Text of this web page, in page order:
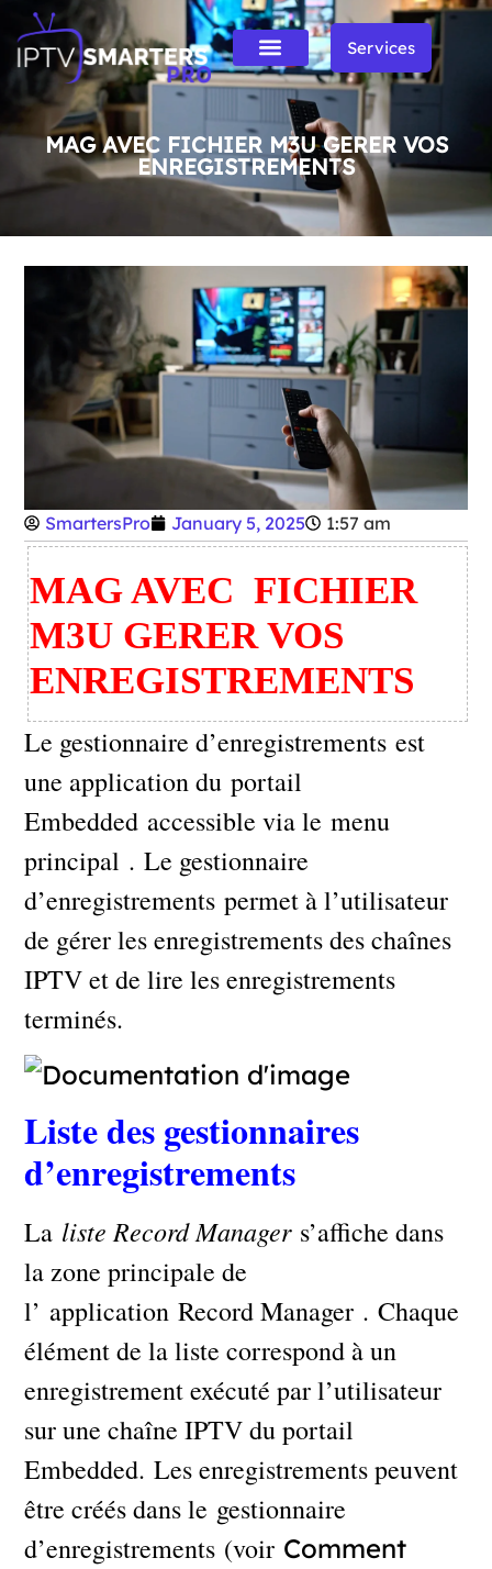
Services
MAG AVEC FICHIER M3U GERER VOS
ENREGISTREMENTS
SmartersPro January 5, 2025 1:57 am
MAG AVEC FICHIER
M3U GERER VOS
ENREGISTREMENTS
Le gestionnaire d’enregistrements est
une application du portail
Embedded accessible via le menu
principal . Le gestionnaire
d’enregistrements permet à l’utilisateur
de gérer les enregistrements des chaînes
IPTV et de lire les enregistrements
terminés.
Liste des gestionnaires
d’enregistrements
La liste Record Managers’affiche dans
la zone principale de
l’ application Record Manager . Chaque
élément de la liste correspond à un
enregistrement exécuté par l’utilisateur
sur une chaîne IPTV du portail
Embedded. Les enregistrements peuvent
être créés dans le gestionnaire
d’enregistrements (voir Comment